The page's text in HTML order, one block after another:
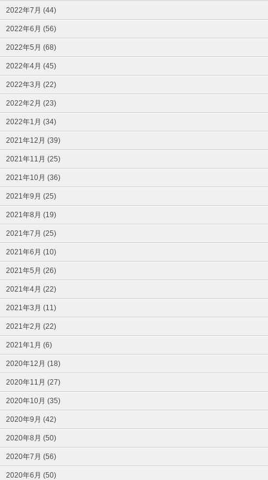
2022年7月 (44)
2022年6月 (56)
2022年5月 (68)
2022年4月 (45)
2022年3月 (22)
2022年2月 (23)
2022年1月 (34)
2021年12月 (39)
2021年11月 (25)
2021年10月 (36)
2021年9月 (25)
2021年8月 (19)
2021年7月 (25)
2021年6月 (10)
2021年5月 (26)
2021年4月 (22)
2021年3月 (11)
2021年2月 (22)
2021年1月 (6)
2020年12月 (18)
2020年11月 (27)
2020年10月 (35)
2020年9月 (42)
2020年8月 (50)
2020年7月 (56)
2020年6月 (50)